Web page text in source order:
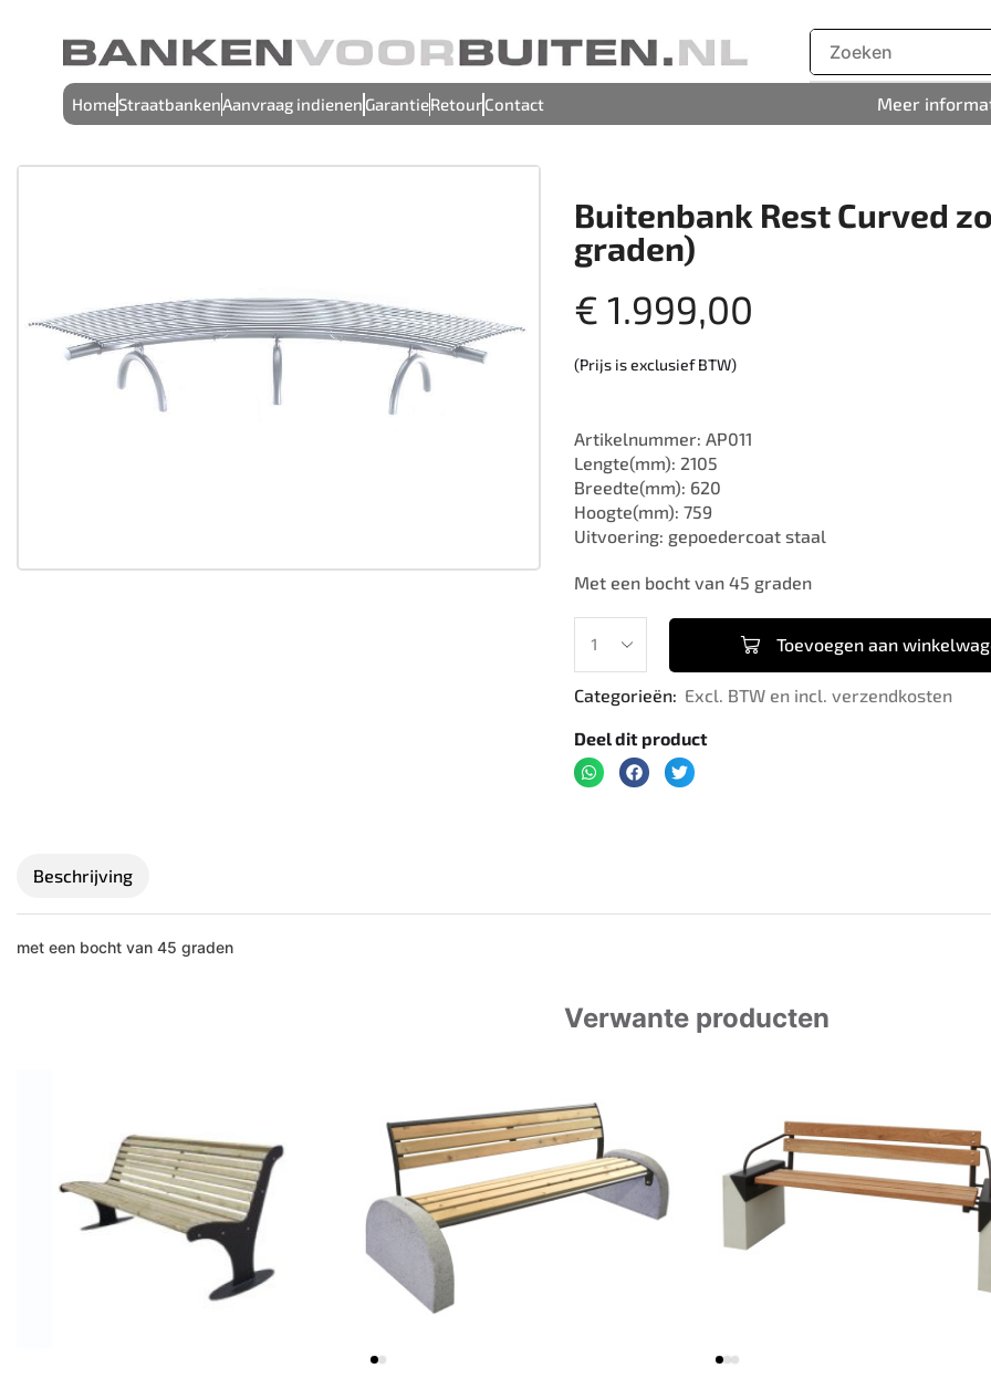
HomeStraatbankenAanvraag indienen GarantieRetourContact Meer
Buitenbank Rest Curved
graden)
€ 1.999,00
(Prijs is exclusief BTW)
Artikelnummer: AP011
Lengte(mm): 2105
Breedte(mm): 620
Hoogte(mm): 759
Uitvoering: gepoedercoat staal
Met een bocht van 45 graden
Toevoegen aan
Categorieën: Excl. BTW en incl. verzendkosten
Deel dit product
Beschrijving
met een bocht van 45 graden
Verwante producten